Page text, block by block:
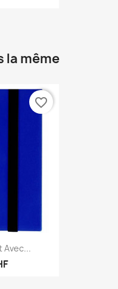
la même
Avec...
favorite_border